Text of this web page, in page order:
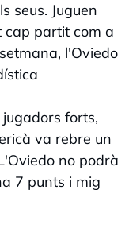
seus. Juguen
cap partit com a
l'Oviedo
forts,
va rebre un
no podrà
7 punts i mig